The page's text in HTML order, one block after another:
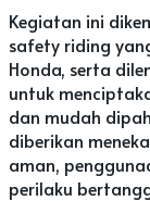
Kegiatan ini
safety riding
Honda, serta
untuk
dan mudah
diberikan
aman,
perilaku